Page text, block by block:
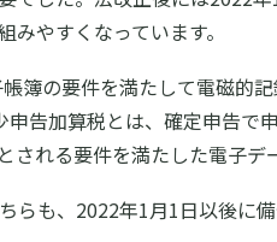
やすくなっています。
簿の要件を満たして電磁的
告加算税とは、確定申告で
れる要件を満たした電子デ
も、2022年1月1日以後に